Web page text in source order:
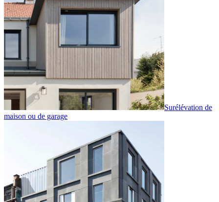
Surélévation de
maison ou de garage